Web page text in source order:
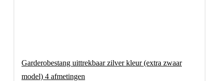
Garderobestang uittrekbaar zilver kleur (extra zwaar
model) 4 afmetingen